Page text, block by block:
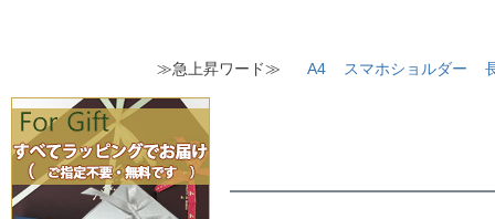
≫急上昇ワード≫ A4 スマホショルダー